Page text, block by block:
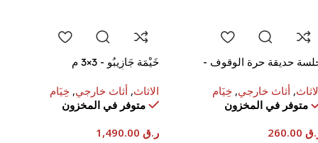
حديقة حرة الوقوف -
, أثاث خارجي, خِيَام
متوفر في المخزون
خَيْمَة جَازِيبُو - ‎3×3 م
الاثاث, أثاث خارجي, خِيَام
متوفر في المخزون
ر.ق